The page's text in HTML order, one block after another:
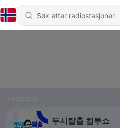
두시탈출 컬투쇼